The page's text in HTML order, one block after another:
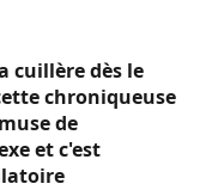
cuillère dès le
chroniqueuse
de
et c'est